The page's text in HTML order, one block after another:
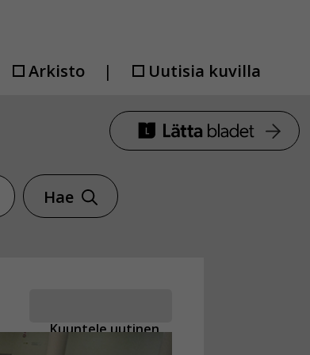
Arkisto Uutisia kuvilla
Hae
Kuuntele uutinen